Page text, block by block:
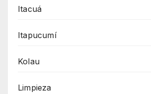
Itacuá
Itapucumí
Kolau
Limpieza